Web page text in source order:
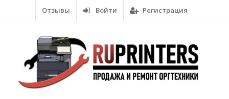
Отзывы Войти Регистрация